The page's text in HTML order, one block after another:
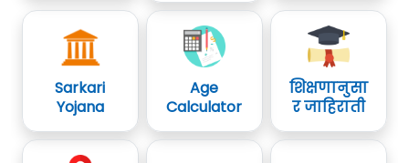
Sarkari
Yojana
Age
Calculator
शिक्षणानुसा
र जाहिराती